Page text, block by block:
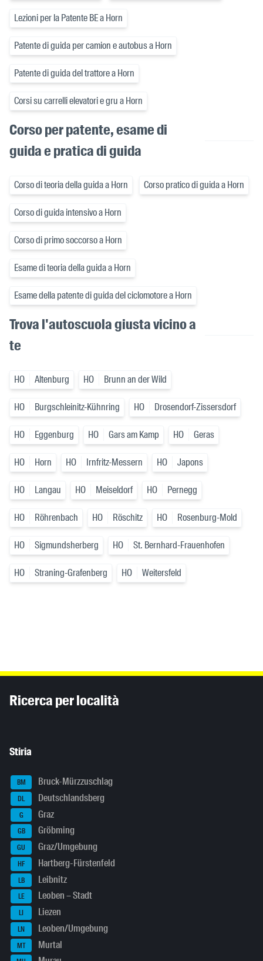
Lezioni per la Patente BE a Horn
Patente di guida per camion e autobus a Horn
Patente di guida del trattore a Horn
Corsi su carrelli elevatori e gru a Horn
Corso per patente, esame di
guida e pratica di guida
Corso di teoria della guida a Horn Corso pratico di guida a Horn
Corso di guida intensivo a Horn
Corso di primo soccorso a Horn
Esame di teoria della guida a Horn
Esame della patente di guida del ciclomotore a Horn
Trova l'autoscuola giusta vicino a
te
HO Altenburg HO Brunn an der Wild
HO Burgschleinitz-Kühnring HO Drosendorf-Zissersdorf
HO Eggenburg HO Gars am Kamp HO Geras
HO Horn HO Irnfritz-Messern HO Japons
HO Langau HO Meiseldorf HO Pernegg
HO Röhrenbach HO Röschitz HO Rosenburg-Mold
HO Sigmundsherberg HO St. Bernhard-Frauenhofen
HO Straning-Grafenberg HO Weitersfeld
Ricerca per località
Stiria
BM Bruck-Mürzzuschlag
DL Deutschlandsberg
G Graz
GB Gröbming
GU Graz/Umgebung
HF Hartberg-Fürstenfeld
LB Leibnitz
LE Leoben – Stadt
LI Liezen
LN Leoben/Umgebung
MT Murtal